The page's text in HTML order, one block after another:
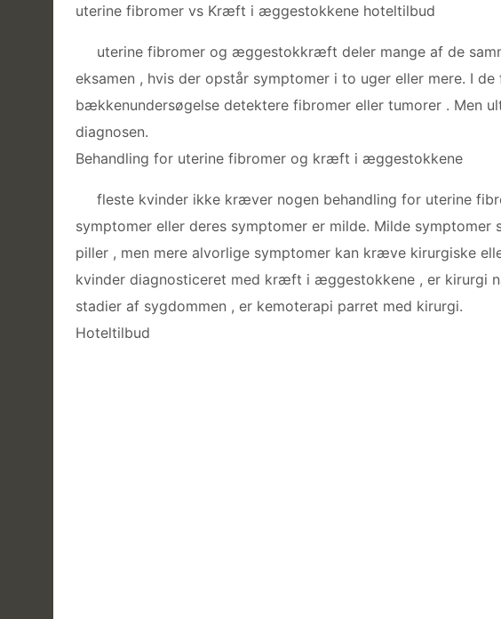
uterine fibromer vs Kræft i æggestokkene hoteltilbud
uterine fibromer og æggestokkræft deler mange af de
eksamen , hvis der opstår symptomer i to uger eller mere. I
bækkenundersøgelse detektere fibromer eller tumorer . Men
diagnosen.
Behandling for uterine fibromer og kræft i æggestokkene
fleste kvinder ikke kræver nogen behandling for uterine
symptomer eller deres symptomer er milde. Milde
piller , men mere alvorlige symptomer kan kræve kirurgiske
kvinder diagnosticeret med kræft i æggestokkene , er kirurgi
stadier af sygdommen , er kemoterapi parret med kirurgi.
Hoteltilbud